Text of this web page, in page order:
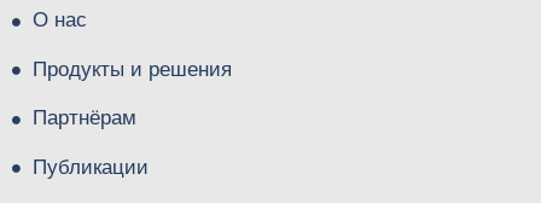
О нас
Продукты и решения
Партнёрам
Публикации